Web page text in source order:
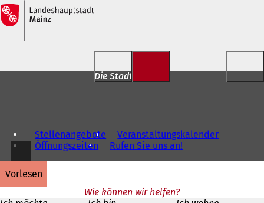
Inhalt anspringen
Die Stadt für Dich
Stellenangebote
Veranstaltungskalender
Öffnungszeiten
Rufen Sie uns an!
vorlesen
Wie können wir helfen?